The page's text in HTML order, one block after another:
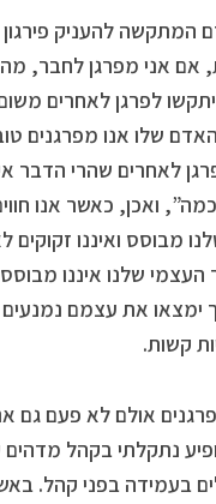
המתקשה להעניק פירגון
אם אני מפרגן לחבר,
לפרגן לאחרים
שלו אנו מפרגנים
לאחרים שהרי הדבר
ואכן, כאשר אנו
מבוסס ואיננו זקוקים
שלנו איננו
את עצמם נמנעים
קשות.
אולם לא פעם גם
נתקלתי בקהל
בעמידה בפני קהל.